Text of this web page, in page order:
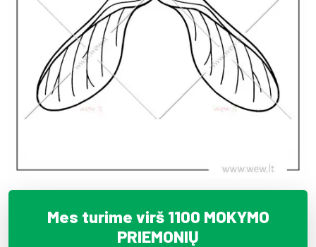
Mes turime virš 1100 MOKYMO
PRIEMONIŲ